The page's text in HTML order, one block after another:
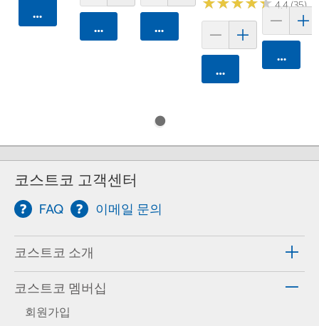
카트에 담기
카트에 담기 카트에 담기
4.4 (35)
카트에 담기
카트에
코스트코 고객센터
FAQ 이메일 문의
코스트코 소개
코스트코 멤버십
회원가입